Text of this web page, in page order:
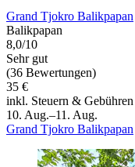
Grand Tjokro Balikpapan
Balikpapan
8,0/10
Sehr gut
(36 Bewertungen)
35 €
inkl. Steuern & Gebühren
10. Aug.–11. Aug.
Grand Tjokro Balikpapan